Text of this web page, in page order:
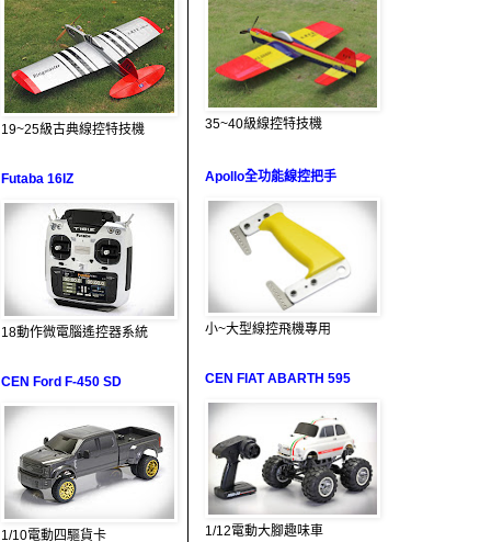
19~25級古典線控特技機
Futaba 16IZ
18動作微電腦遙控器系統
CEN Ford F-450 SD
1/10電動四驅貨卡
35~40級線控特技機
Apollo全功能線控把手
小~大型線控飛機專用
CEN FIAT ABARTH 595
1/12電動大腳趣味車